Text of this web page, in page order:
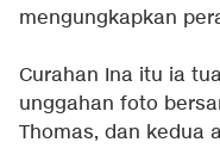
mengungkapkan
Curahan Ina itu ia
unggahan foto
Thomas, dan kedua